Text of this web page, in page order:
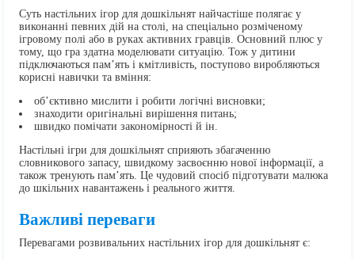
Суть настільних ігор для дошкільнят найчастіше полягає у
виконанні певних дій на столі, на спеціально розміченому
ігровому полі або в руках активних гравців. Основний плюс у
тому, що гра здатна моделювати ситуацію. Тож у дитини
підключаються пам’ять і кмітливість, поступово виробляються
корисні навички та вміння:
об’єктивно мислити і робити логічні висновки;
знаходити оригінальні вирішення питань;
швидко помічати закономірності й ін.
Настільні ігри для дошкільнят сприяють збагаченню
словникового запасу, швидкому засвоєнню нової інформації, а
також тренують пам’ять. Це чудовий спосіб підготувати малюка
до шкільних навантажень і реального життя.
Важливі переваги
Перевагами розвивальних настільних ігор для дошкільнят є: